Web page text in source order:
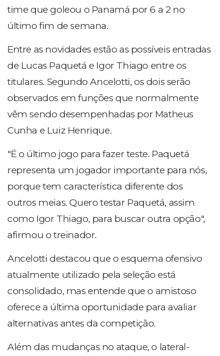
time que goleou o Panamá por 6 a 2 no
último fim de semana.
Entre as novidades estão as possíveis entradas
de Lucas Paquetá e Igor Thiago entre os
titulares. Segundo Ancelotti, os dois serão
observados em funções que normalmente
vêm sendo desempenhadas por Matheus
Cunha e Luiz Henrique.
"É o último jogo para fazer teste. Paquetá
representa um jogador importante para nós,
porque tem característica diferente dos
outros meias. Quero testar Paquetá, assim
como Igor Thiago, para buscar outra opção",
afirmou o treinador.
Ancelotti destacou que o esquema ofensivo
atualmente utilizado pela seleção está
consolidado, mas entende que o amistoso
oferece a última oportunidade para avaliar
alternativas antes da competição.
Além das mudanças no ataque, o lateral-